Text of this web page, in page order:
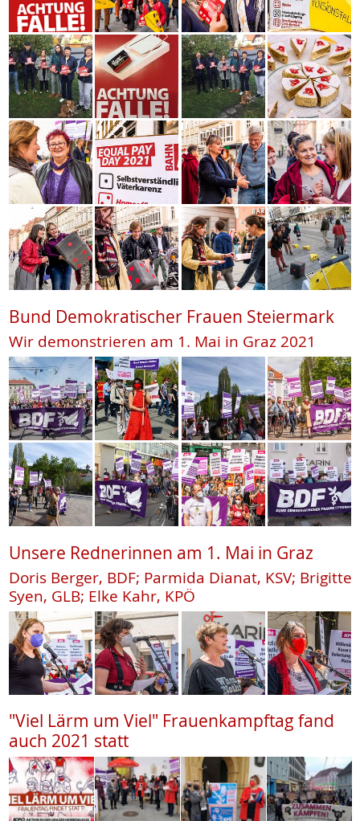
Bund Demokratischer Frauen Steiermark
Wir demonstrieren am 1. Mai in Graz 2021
Unsere Rednerinnen am 1. Mai in Graz
Doris Berger, BDF; Parmida Dianat, KSV; Brigitte
Syen, GLB; Elke Kahr, KPÖ
"Viel Lärm um Viel" Frauenkampftag fand
auch 2021 statt